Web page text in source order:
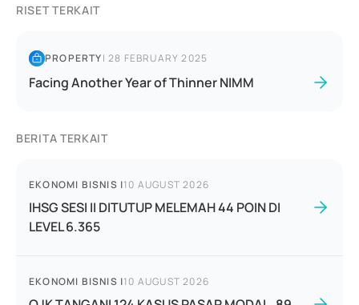
RISET TERKAIT
PROPERTY|28 FEBRUARY 2025
Facing Another Year of Thinner NIMM
BERITA TERKAIT
EKONOMI BISNIS |10 AUGUST 2026
IHSG SESI II DITUTUP MELEMAH 44 POIN DI
LEVEL 6.365
EKONOMI BISNIS |10 AUGUST 2026